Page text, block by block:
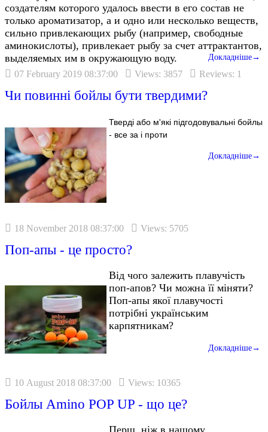
создателям которого удалось ввести в его состав не
только ароматизатор, а и одно или несколько веществ,
сильно привлекающих рыбу (например, свободные
аминокислоты), привлекает рыбу за счет аттрактантов,
выделяемых им в окружающую воду.
Докладніше→
07 February 2019 08:37:00 Views: 3857 Reviews: 1
Чи повинні бойлы бути твердими?
Тверді або м'які підгодовувальні бойлы
- все за і проти
Докладніше→
18 November 2018 08:37:00 Views: 5705
Поп-апы - це просто?
Від чого залежить плавучість
поп-апов? Чи можна її міняти?
Поп-апы якої плавучості
потрібні українським
карпятникам?
Докладніше→
10 August 2018 08:37:00 Views: 10365
Бойлы Amino POP UP - що це?